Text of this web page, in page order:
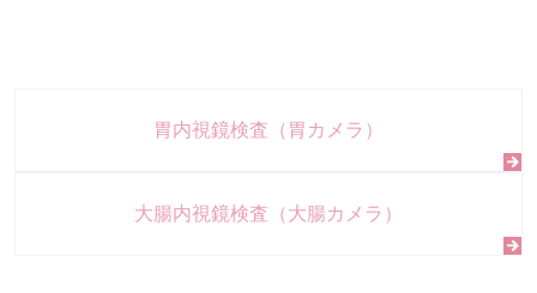
胃内視鏡検査（胃カメラ）
大腸内視鏡検査（大腸カメラ）